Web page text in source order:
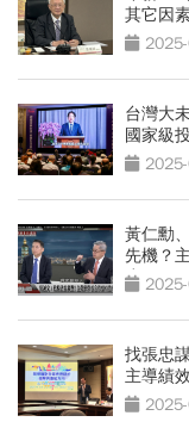
其它因
台灣大
國家級
黃仁勳
先機？
少
找張忠
主導績